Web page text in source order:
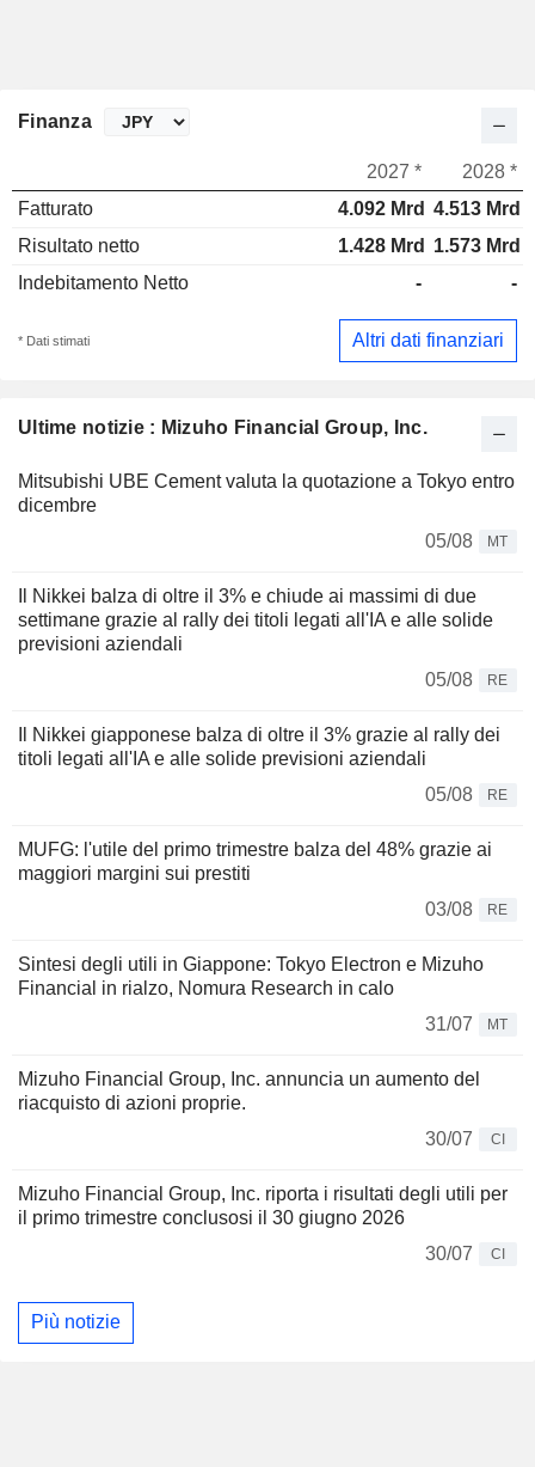
Ultime notizie : Mizuho Financial Group, Inc.
Mitsubishi UBE Cement valuta la quotazione a Tokyo entro
dicembre
05/08
MT
Il Nikkei balza di oltre il 3% e chiude ai massimi di due
settimane grazie al rally dei titoli legati all'IA e alle solide
previsioni aziendali
05/08
RE
Il Nikkei giapponese balza di oltre il 3% grazie al rally dei
titoli legati all'IA e alle solide previsioni aziendali
05/08
RE
MUFG: l'utile del primo trimestre balza del 48% grazie ai
maggiori margini sui prestiti
03/08
RE
Sintesi degli utili in Giappone: Tokyo Electron e Mizuho
Financial in rialzo, Nomura Research in calo
31/07
MT
Mizuho Financial Group, Inc. annuncia un aumento del
riacquisto di azioni proprie.
30/07
CI
Mizuho Financial Group, Inc. riporta i risultati degli utili per
il primo trimestre conclusosi il 30 giugno 2026
30/07
CI
Più notizie
Finanza
2027 *
2028 *
Fatturato
4.092 Mrd 4.513 Mrd
Risultato netto
1.428 Mrd
1.573 Mrd
Indebitamento Netto
- -
* Dati stimati Altri dati finanziari